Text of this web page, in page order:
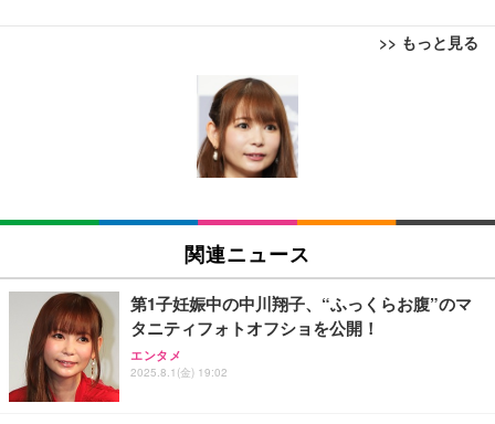
>> もっと見る
松阪牛 グルメ ハンバーグ 【誕生日ギフトセット】
誕生日プレゼント 高級 ハンバーグ 肉 ギフト 牛肉
食べ物 冷凍 高級 内祝 お返し 人気 お取り寄せ グル
メ 出産 男性 土産 女性 お父さん お母さん
松阪牛 グルメ ハンバーグ【オレンジ花束カード】
べ物 冷凍 高級 プレゼント 内祝 お返し 人気 お取り
寄せ グルメ
￥4,000
父の日ギフト 松阪牛 グルメ ハンバーグ【父の日短
冊 ブルー花束カード】父の日 食べ物 肉 父 お父さん
お取り寄せグルメ おつまみ ハンバーグギフト 冷凍
マイケル・ジャクソン Ｔｈｉｓ Ｉｓ Ｉｔ
Shall we ダンス？
関連ニュース
第1子妊娠中の中川翔子、“ふっくらお腹”のマ
タニティフォトオフショを公開！
エンタメ
2025.8.1(金) 19:02